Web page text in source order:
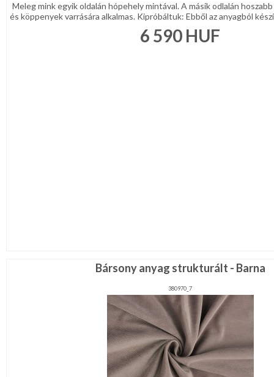
Meleg mink egyik oldalán hópehely mintával. A másik odlalán
és köppenyek varrására alkalmas. Kipróbáltuk: Ebből az anyagból
6 590 HUF
Bársony anyag strukturált - Barna
380970_7